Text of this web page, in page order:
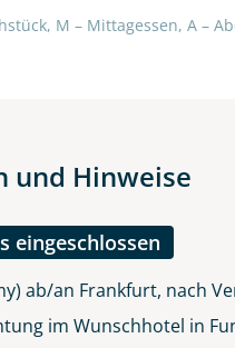
M – Mittagessen, A –
und Hinweise
eingeschlossen
ab/an Frankfurt, nach
im Wunschhotel in
und